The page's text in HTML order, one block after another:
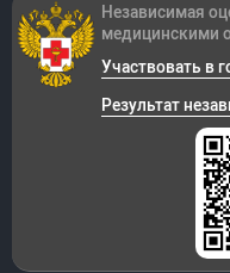
Независимая
медицинскими
Участвовать в
Результат